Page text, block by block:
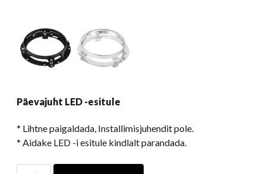
Päevajuht LED -esitule
* Lihtne paigaldada, Installimisjuhendit pole.
* Aidake LED -i esitule kindlalt parandada.